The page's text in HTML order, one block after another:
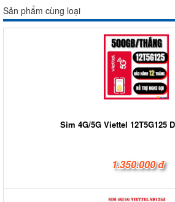
Sản phẩm cùng loại
Sim 4G/5G Viettel 12T5G125
1.350.000 đ